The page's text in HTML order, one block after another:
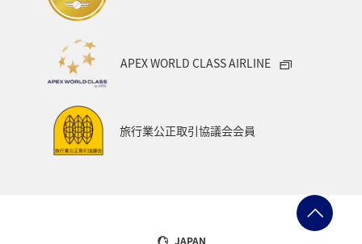
APEX WORLD CLASS AIRLINE
旅行業公正取引協議会会員
JAPAN